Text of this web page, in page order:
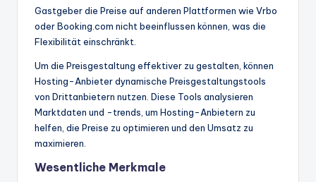
Gastgeber die Preise auf anderen Plattformen wie Vrbo
oder Booking.com nicht beeinflussen können, was die
Flexibilität einschränkt.
Um die Preisgestaltung effektiver zu gestalten, können
Hosting-Anbieter dynamische Preisgestaltungstools
von Drittanbietern nutzen. Diese Tools analysieren
Marktdaten und -trends, um Hosting-Anbietern zu
helfen, die Preise zu optimieren und den Umsatz zu
maximieren.
Wesentliche Merkmale